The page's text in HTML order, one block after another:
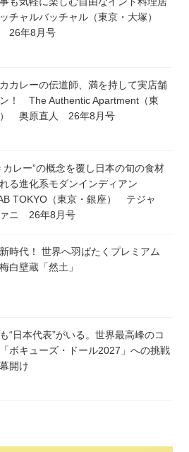
チャルバッチャル（東京・大塚）
26年8月号
カレーの伝道師、満を持して実店舗
！ The Authentic Apartment（東
） 奥原直人 26年8月号
カレー”の概念を覆し日本の旬の食材
る進化系モダンインディアン
TOKYO（東京・銀座） テジャ
ニ 26年8月号
時代！ 世界へ羽ばたくプレミアム
白壁蔵「然土」
“日本代表”がいる。世界最高峰のコ
ボキューズ・ドール2027」への挑戦
開け